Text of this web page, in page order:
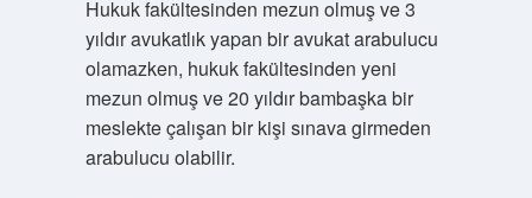
Hukuk fakültesinden mezun olmuş ve 3
yıldır avukatlık yapan bir avukat arabulucu
olamazken, hukuk fakültesinden yeni
mezun olmuş ve 20 yıldır bambaşka bir
meslekte çalışan bir kişi sınava girmeden
arabulucu olabilir.